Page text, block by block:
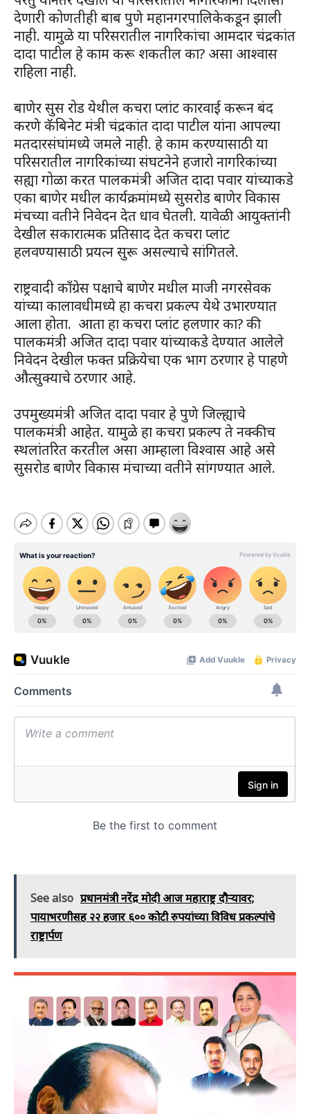
देणारी कोणतीही बाब पुणे महानगरपालिकेकडून झाली
नाही. यामुळे या परिसरातील नागरिकांचा आमदार चंद्रकांत
दादा पाटील हे काम करू शकतील का? असा आश्वास
राहिला नाही.
बाणेर सुस रोड येथील कचरा प्लांट कारवाई करून बंद
करणे कॅबिनेट मंत्री चंद्रकांत दादा पाटील यांना आपल्या
मतदारसंघांमध्ये जमले नाही. हे काम करण्यासाठी या
परिसरातील नागरिकांच्या संघटनेने हजारो नागरिकांच्या
सह्या गोळा करत पालकमंत्री अजित दादा पवार यांच्याकडे
एका बाणेर मधील कार्यक्रमांमध्ये सुसरोड बाणेर विकास
मंचच्या वतीने निवेदन देत धाव घेतली. यावेळी आयुक्तांनी
देखील सकारात्मक प्रतिसाद देत कचरा प्लांट
हलवण्यासाठी प्रयत्न सुरू असल्याचे सांगितले.
राष्ट्रवादी काँग्रेस पक्षाचे बाणेर मधील माजी नगरसेवक
यांच्या कालावधीमध्ये हा कचरा प्रकल्प येथे उभारण्यात
आला होता. आता हा कचरा प्लांट हलणार का? की
पालकमंत्री अजित दादा पवार यांच्याकडे देण्यात आलेले
निवेदन देखील फक्त प्रक्रियेचा एक भाग ठरणार हे पाहणे
औत्सुक्याचे ठरणार आहे.
उपमुख्यमंत्री अजित दादा पवार हे पुणे जिल्ह्याचे
पालकमंत्री आहेत. यामुळे हा कचरा प्रकल्प ते नक्कीच
स्थलांतरित करतील असा आम्हाला विश्वास आहे असे
सुसरोड बाणेर विकास मंचाच्या वतीने सांगण्यात आले.
See also प्रधानमंत्री नरेंद्र मोदी आज महाराष्ट्र दौऱ्यावर;
पायाभरणीसह २२ हजार ६०० कोटी रुपयांच्या विविध प्रकल्पांचे
राष्ट्रार्पण